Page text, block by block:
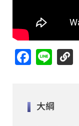
Facebook
Line
大綱